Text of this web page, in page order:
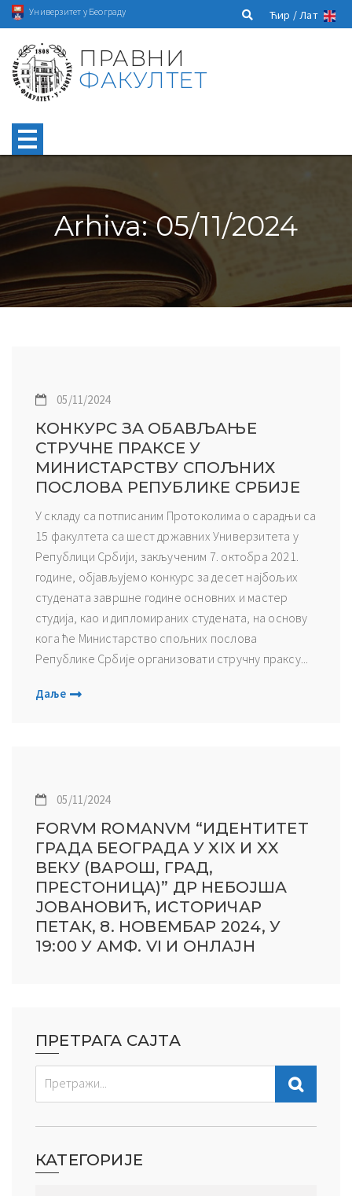
Универзитет у Београду Ћир /Лат
ПРАВНИ
ФАКУЛТЕТ
Arhiva: 05/11/2024
05/11/2024
КОНКУРС ЗА ОБАВЉАЊЕ
СТРУЧНЕ ПРАКСЕ У
МИНИСТАРСТВУ СПОЉНИХ
ПОСЛОВА РЕПУБЛИКЕ СРБИЈЕ
У складу са потписаним Протоколима о сарадњи са
15 факултета са шест државних Универзитета у
Републици Србији, закљученим 7. октобра 2021.
године, објављујемо конкурс за десет најбољих
студената завршне године основних и мастер
студија, као и дипломираних студената, на основу
кога ће Министарство спољних послова
Републике Србије организовати стручну праксу...
Даље
05/11/2024
FORVM ROMANVM “ИДЕНТИТЕТ
ГРАДА БЕОГРАДА У XIX И XX
ВЕКУ (ВАРОШ, ГРАД,
ПРЕСТОНИЦА)” ДР НЕБОЈША
ЈОВАНОВИЋ, ИСТОРИЧАР
ПЕТАК, 8. НОВЕМБАР 2024, У
19:00 У АМФ. VI И ОНЛАЈН
ПРЕТРАГА САЈТА
КАТЕГОРИЈЕ